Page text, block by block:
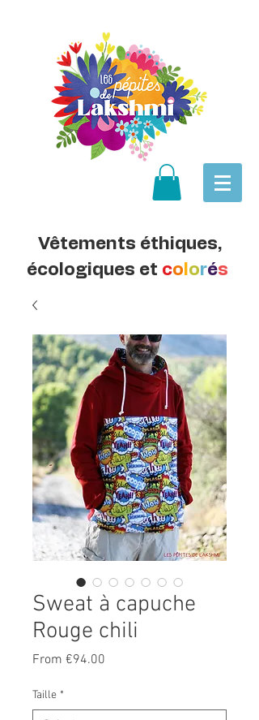
Vêtements éthiques,
écologiques et co orés
Sweat à capuche
Rouge chili
From €94.00
Taille *